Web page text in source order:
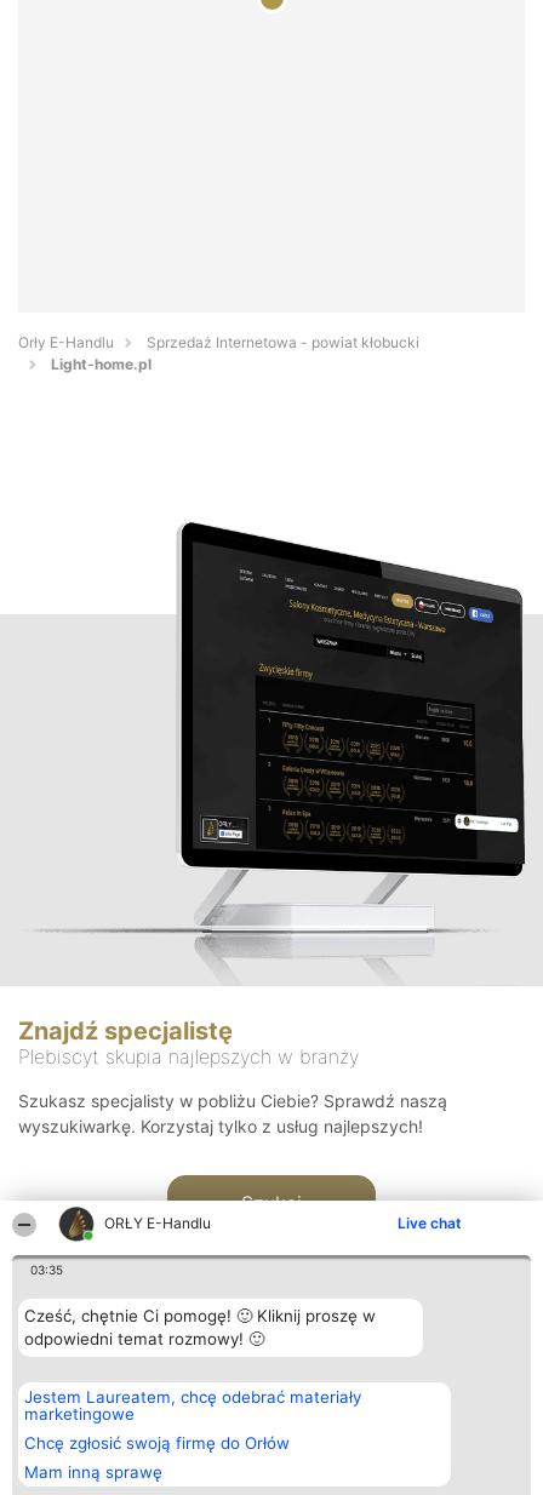
ORŁY E-Handlu Live chat
03:35
Cześć, chętnie Ci pomogę! 🙂 Kliknij proszę w
odpowiedni temat rozmowy! 🙂
Jestem Laureatem, chcę odebrać materiały
marketingowe
Chcę zgłosić swoją firmę do Orłów
Mam inną sprawę
Orły E-Handlu
Sprzedaż Internetowa - powiat kłobucki
Light-home.pl
Znajdź specjalistę
Plebiscyt skupia najlepszych w branży
Szukasz specjalisty w pobliżu Ciebie? Sprawdź naszą
wyszukiwarkę. Korzystaj tylko z usług najlepszych!
Szukaj
Organizator plebiscytu
Bright Side Solutions sp. z o.
o. sp. k.
ul. Ruska 22
Wrocław 50-079
KRS 0000749100 | Regon
381313360 | NIP 8943132676
Plebiscyt
Laureaci
wszystkich
Laureatów
Regulamin
Kontakt
Kontakt